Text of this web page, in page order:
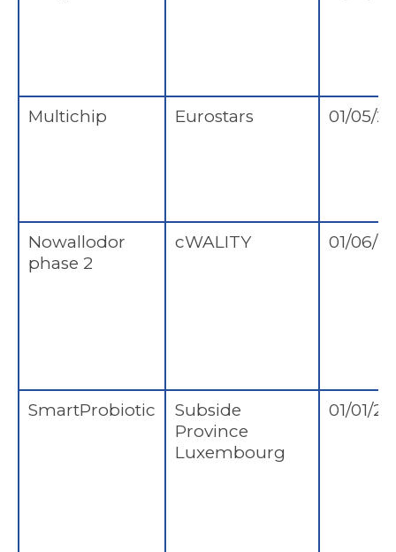
Multichip Eurostars 01/05/
Nowallodor
phase 2
cWALITY 01/06/
SmartProbiotic
Subside
Province
Luxembourg
01/01/